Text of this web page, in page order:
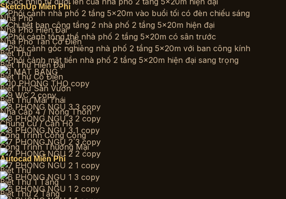
SketchUp Miễn Phí
Nhà Phố
Nhà Phố Hiện Đại
Nhà Phố Tân Cổ Điển
Biệt Thự
Biệt Thự Hiện Đại
Biệt Thự Cổ Điển
Biệt Thự Sân Vườn
Biệt Thự Mái Thái
Nhà Cấp 4 / Nông Thôn
Chung Cư / Căn Hộ
Công Trình Công Cộng
Công Trình Thương Mại
Autocad Miễn Phí
Biệt Thự
Biệt Thự 1 Tầng
Biệt Thự 2 Tầng